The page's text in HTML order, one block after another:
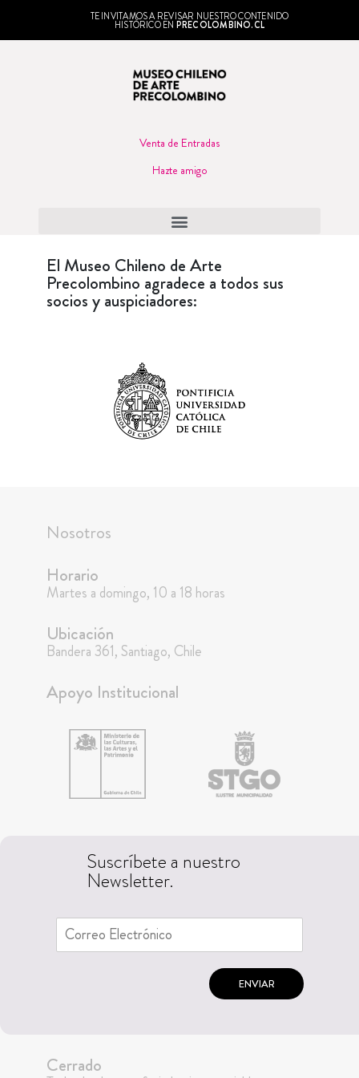
TE INVITAMOS A REVISAR NUESTRO CONTENIDO
HISTÓRICO EN PRECOLOMBINO.CL
Venta de Entradas
Hazte amigo
El Museo Chileno de Arte
Precolombino agradece a todos sus
socios y auspiciadores:
Nosotros
Horario
Martes a domingo, 10 a 18 horas
Ubicación
Bandera 361, Santiago, Chile
Apoyo Institucional
Suscríbete a nuestro
Newsletter.
ENVIAR
Cerrado